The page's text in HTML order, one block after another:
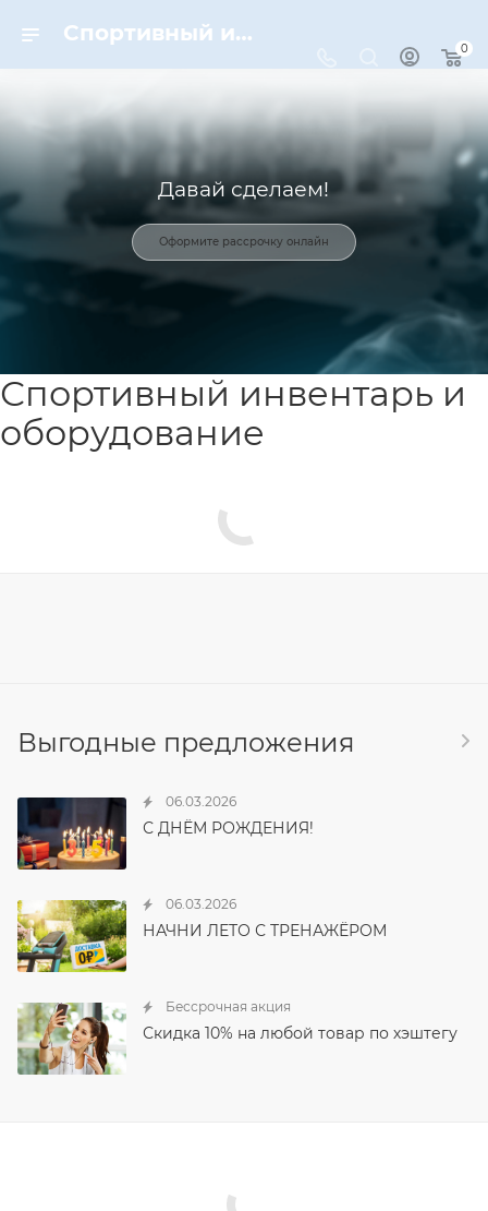
Спортивный инвентарь и оборудование для спорта в Москве | Dynamic-Sport
0
Давай сделаем!
Оформите рассрочку онлайн
Спортивный инвентарь и
оборудование
Выгодные предложения
06.03.2026
С ДНЁМ РОЖДЕНИЯ!
06.03.2026
НАЧНИ ЛЕТО С ТРЕНАЖЁРОМ
Бессрочная акция
Скидка 10% на любой товар по хэштегу